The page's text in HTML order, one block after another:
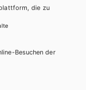
Sie einen
der Plattform
wird direkt Ihrem
die zu
Besuchen der